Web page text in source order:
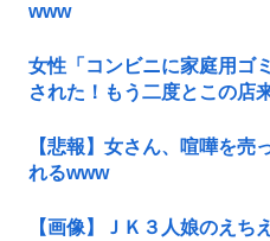
www
女性「コンビニに家庭用ゴ
された！もう二度とこの店
【悲報】女さん、喧嘩を売
れるwww
【画像】ＪＫ３人娘のえち